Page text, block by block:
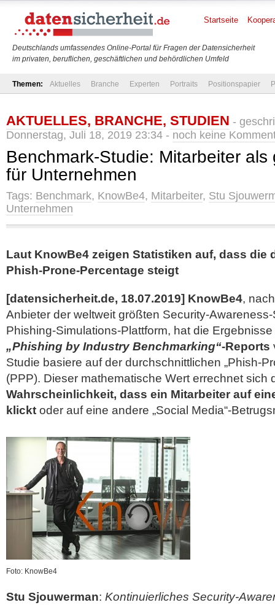
Deutschlands umfassendes Online-Portal für Fragen der Datensicherheit
im privaten, beruflichen, geschäftlichen und behördlichen Umfeld
Startseite
Themen: Aktuelles Branche Experten Portraits Positionspapier
AKTUELLES, BRANCHE, STUDIEN -
Donnerstag, Juli 18, 2019 23:34 - noch keine
Benchmark-Studie: Mitarbeiter als
für Unternehmen
Tags: Benchmark, KnowBe4, Mitarbeiter, Stu
Unternehmen
Laut KnowBe4 zeigen Statistiken auf, dass die
Phish-Prone-Percentage steigt
[datensicherheit.de, 18.07.2019] KnowBe4,
Anbieter der weltweit größten Security-
Phishing-Simulations-Plattform, hat die
„Phishing by Industry Benchmarking“-Reports
Studie basiere auf der durchschnittlichen „Phish-
(PPP). Dieser mathematische Wert errechnet sich
Wahrscheinlichkeit, dass ein Mitarbeiter auf
klickt oder auf eine andere „Social Media“-
Foto: KnowBe4
Stu Sjouwerman: Kontinuierliches Security-